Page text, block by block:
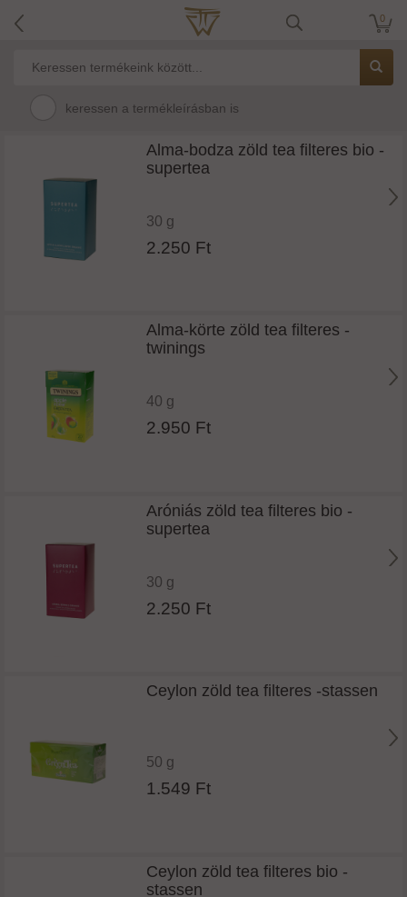
0
keressen a termékleírásban is
Alma-bodza zöld tea filteres bio -
supertea
30 g
2.250 Ft
Alma-körte zöld tea filteres -
twinings
40 g
2.950 Ft
Aróniás zöld tea filteres bio -
supertea
30 g
2.250 Ft
Ceylon zöld tea filteres -stassen
50 g
1.549 Ft
Ceylon zöld tea filteres bio -
stassen